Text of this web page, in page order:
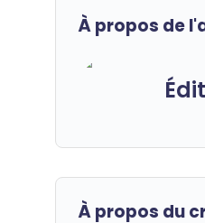
À propos de
À propos du